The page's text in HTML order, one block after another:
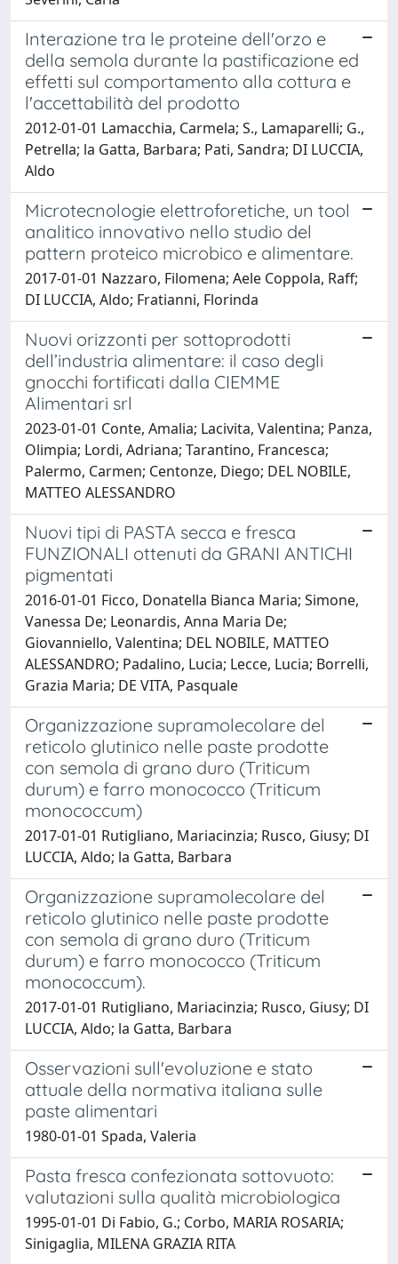
Interazione tra le proteine dell'orzo e
della semola durante la pastificazione ed
effetti sul comportamento alla cottura e
l'accettabilità del prodotto
2012-01-01 Lamacchia, Carmela; S., Lamaparelli; G.,
Petrella; la Gatta, Barbara; Pati, Sandra; DI LUCCIA,
Aldo
Microtecnologie elettroforetiche, un tool
analitico innovativo nello studio del
pattern proteico microbico e alimentare.
2017-01-01 Nazzaro, Filomena; Aele Coppola, Raff;
DI LUCCIA, Aldo; Fratianni, Florinda
Nuovi orizzonti per sottoprodotti
dell’industria alimentare: il caso degli
gnocchi fortificati dalla CIEMME
Alimentari srl
2023-01-01 Conte, Amalia; Lacivita, Valentina; Panza,
Olimpia; Lordi, Adriana; Tarantino, Francesca;
Palermo, Carmen; Centonze, Diego; DEL NOBILE,
MATTEO ALESSANDRO
Nuovi tipi di PASTA secca e fresca
FUNZIONALI ottenuti da GRANI ANTICHI
pigmentati
2016-01-01 Ficco, Donatella Bianca Maria; Simone,
Vanessa De; Leonardis, Anna Maria De;
Giovanniello, Valentina; DEL NOBILE, MATTEO
ALESSANDRO; Padalino, Lucia; Lecce, Lucia; Borrelli,
Grazia Maria; DE VITA, Pasquale
Organizzazione supramolecolare del
reticolo glutinico nelle paste prodotte
con semola di grano duro (Triticum
durum) e farro monococco (Triticum
monococcum)
2017-01-01 Rutigliano, Mariacinzia; Rusco, Giusy; DI
LUCCIA, Aldo; la Gatta, Barbara
Organizzazione supramolecolare del
reticolo glutinico nelle paste prodotte
con semola di grano duro (Triticum
durum) e farro monococco (Triticum
monococcum).
2017-01-01 Rutigliano, Mariacinzia; Rusco, Giusy; DI
LUCCIA, Aldo; la Gatta, Barbara
Osservazioni sull'evoluzione e stato
attuale della normativa italiana sulle
paste alimentari
1980-01-01 Spada, Valeria
Pasta fresca confezionata sottovuoto:
valutazioni sulla qualità microbiologica
1995-01-01 Di Fabio, G.; Corbo, MARIA ROSARIA;
Sinigaglia, MILENA GRAZIA RITA